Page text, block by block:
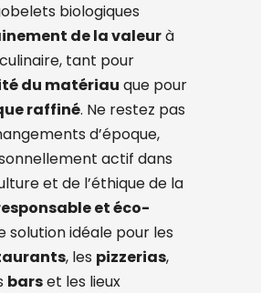
biologiques
de la valeurà
tant pour
du matériau que pour
raffiné. Ne restez pas
d’époque,
actif dans
et de l’éthique de la
et éco-
solution idéale pour les
, les pizzerias,
barset les lieux